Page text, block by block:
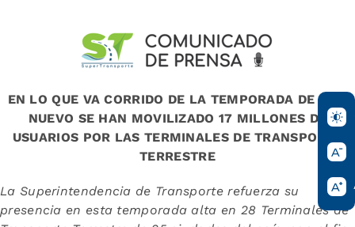
EN LO QUE VA CORRIDO DE LA TEMPORADA DE AÑO
NUEVO SE HAN MOVILIZADO 17 MILLONES DE
USUARIOS POR LAS TERMINALES DE TRANSPORTE
TERRESTRE
La Superintendencia de Transporte refuerza su
presencia en esta temporada alta en 28 Terminales de